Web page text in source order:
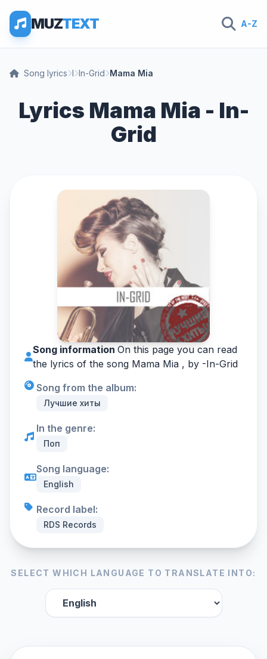
MUZTEXT A-Z
Song lyrics I In-Grid Mama Mia
Lyrics Mama Mia - In-
Grid
Song information On this page you can read
the lyrics of the song Mama Mia , by -In-Grid
Song from the album:
Лучшие хиты
In the genre:
Поп
Song language:
English
Record label:
RDS Records
SELECT WHICH LANGUAGE TO TRANSLATE INTO: